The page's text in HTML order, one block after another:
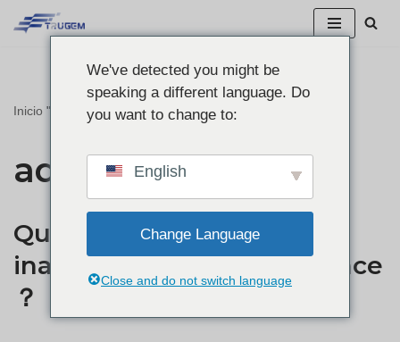
Inicio " Archivo en admin
admin
Qué es la comunicación
inalámbrica de largo alcance
？
We've detected you might be
speaking a different language. Do
you want to change to:
English
Change Language
Close and do not switch language